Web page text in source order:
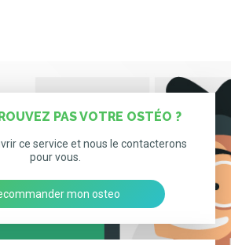
PAS VOTRE OSTÉO ?
ce service et nous le contacterons
pour vous.
mon osteo